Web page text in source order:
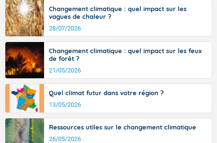
36 à 39 degrés en basse vallée du Rhône, dans
l'intérieur de la Provence.
Fermer
Changement climatique : quel impact sur les
vagues de chaleur ?
28/07/2026
Changement climatique : quel impact sur les feux
de forêt ?
21/05/2026
Quel climat futur dans votre région ?
13/05/2026
Ressources utiles sur le changement climatique
26/05/2026